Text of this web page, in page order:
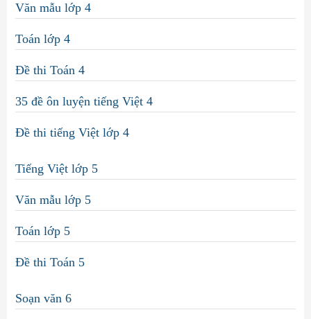
Văn mẫu lớp 4
Toán lớp 4
Đề thi Toán 4
35 đề ôn luyện tiếng Việt 4
Đề thi tiếng Việt lớp 4
Tiếng Việt lớp 5
Văn mẫu lớp 5
Toán lớp 5
Đề thi Toán 5
Soạn văn 6